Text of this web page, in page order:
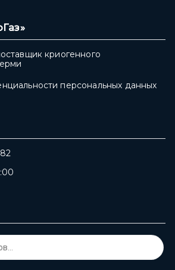
криогенного
персональных данных